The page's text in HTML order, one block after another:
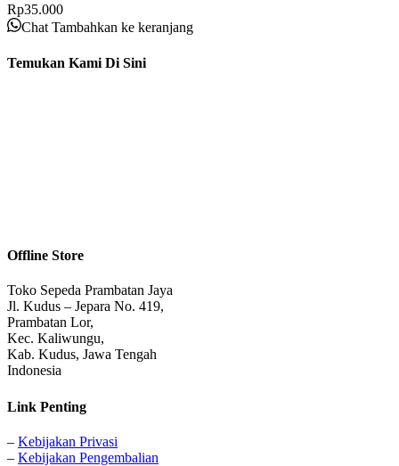
Rp35.000
Chat Tambahkan ke keranjang
Temukan Kami Di Sini
Offline Store
Toko Sepeda Prambatan Jaya
Jl. Kudus – Jepara No. 419,
Prambatan Lor,
Kec. Kaliwungu,
Kab. Kudus, Jawa Tengah
Indonesia
Link Penting
– Kebijakan Privasi
– Kebijakan Pengembalian